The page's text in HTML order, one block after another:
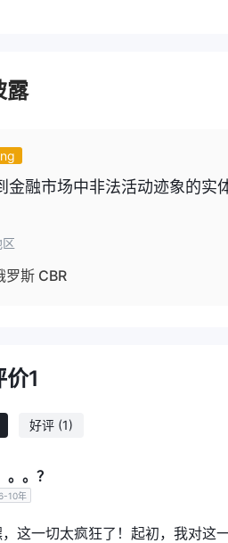
进行存款和取款。然而，转账处理时间
露
金融市场中非法活动迹象的实
罗斯 CBR
价1
好评 (1)
。。？
10年
，这一切太疯狂了！起初，我对这